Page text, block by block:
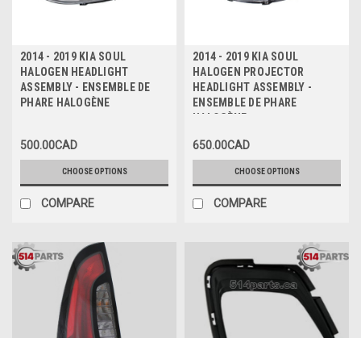
2014 - 2019 KIA SOUL
HALOGEN HEADLIGHT
ASSEMBLY - ENSEMBLE DE
PHARE HALOGÈNE
500.00CAD
CHOOSE OPTIONS
COMPARE
2014 - 2019 KIA SOUL
HALOGEN PROJECTOR
HEADLIGHT ASSEMBLY -
ENSEMBLE DE PHARE
HALOGÈNE
650.00CAD
CHOOSE OPTIONS
COMPARE